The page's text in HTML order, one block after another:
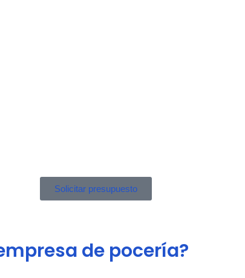
Solicitar presupuesto
de pocería?